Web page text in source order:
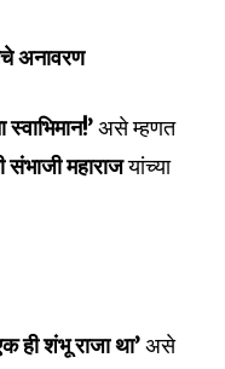
अनावरण
असे म्हणत
संभाजी महाराजयांच्या
ही शंभू राजा था’असे